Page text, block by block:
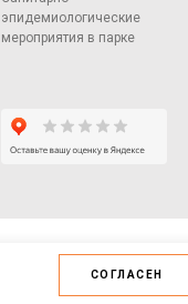
эпидемиологические
мероприятия в парке
СОГЛАСЕН